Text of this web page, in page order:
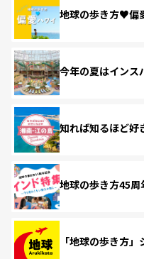
地球の歩き方♥偏
今年の夏はインス
知れば知るほど好
地球の歩き方45
「地球の歩き方